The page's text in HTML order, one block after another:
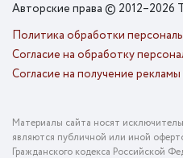
Авторские права © 2012–2026
Политика обработки
Согласие на обработку
Согласие на получение рекламы
Материалы сайта носят
являются публичной или иной
Гражданского кодекса Российской